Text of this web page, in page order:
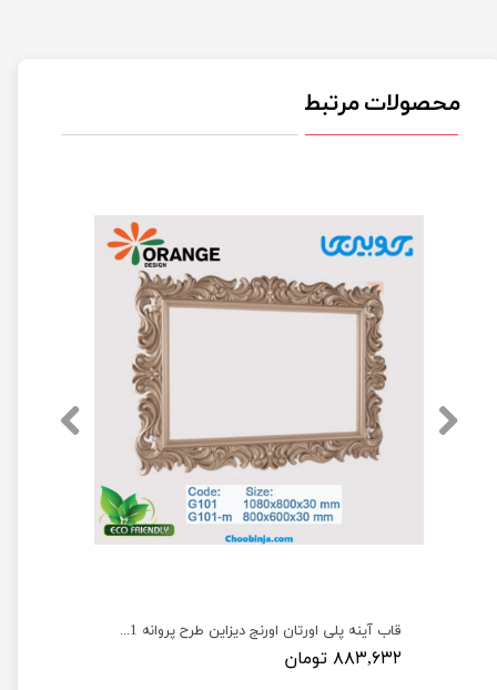
محصولات مرتبط
قاب آینه پلی اورتان اورنج دیزاین طرح پروانه G101 و G101-m
۸۸۳,۶۳۲ تومان